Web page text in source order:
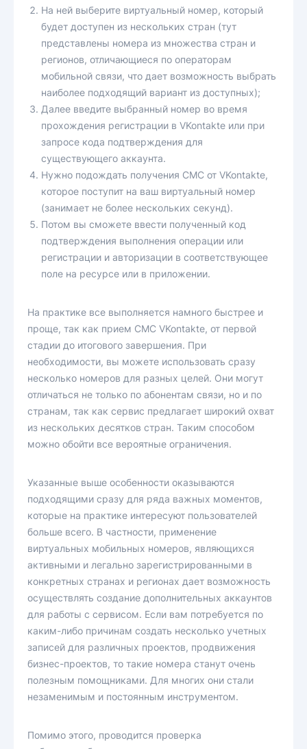
На ней выберите виртуальный номер, который
будет доступен из нескольких стран (тут
представлены номера из множества стран и
регионов, отличающиеся по операторам
мобильной связи, что дает возможность выбрать
наиболее подходящий вариант из доступных);
Далее введите выбранный номер во время
прохождения регистрации в VKontakte или при
запросе кода подтверждения для
существующего аккаунта.
Нужно подождать получения СМС от VKontakte,
которое поступит на ваш виртуальный номер
(занимает не более нескольких секунд).
Потом вы сможете ввести полученный код
подтверждения выполнения операции или
регистрации и авторизации в соответствующее
поле на ресурсе или в приложении.
На практике все выполняется намного быстрее и
проще, так как прием СМС VKontakte, от первой
стадии до итогового завершения. При
необходимости, вы можете использовать сразу
несколько номеров для разных целей. Они могут
отличаться не только по абонентам связи, но и по
странам, так как сервис предлагает широкий охват
из нескольких десятков стран. Таким способом
можно обойти все вероятные ограничения.
Указанные выше особенности оказываются
подходящими сразу для ряда важных моментов,
которые на практике интересуют пользователей
больше всего. В частности, применение
виртуальных мобильных номеров, являющихся
активными и легально зарегистрированными в
конкретных странах и регионах дает возможность
осуществлять создание дополнительных аккаунтов
для работы с сервисом. Если вам потребуется по
каким-либо причинам создать несколько учетных
записей для различных проектов, продвижения
бизнес-проектов, то такие номера станут очень
полезным помощниками. Для многих они стали
незаменимым и постоянным инструментом.
Помимо этого, проводится проверка